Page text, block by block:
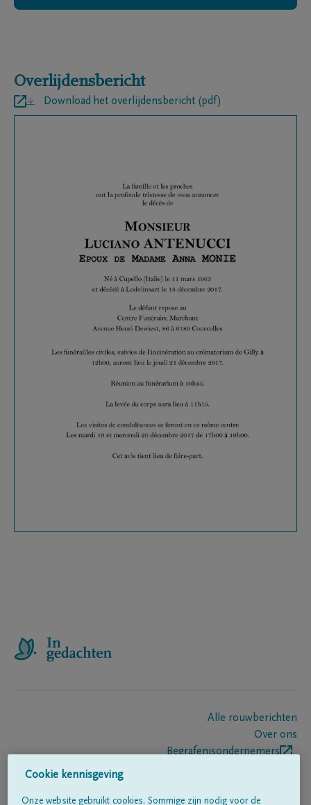
Overlijdensbericht
Download het overlijdensbericht (pdf)
Alle rouwberichten
Over ons
Begrafenisondernemers
Cookie kennisgeving
Onze website gebruikt cookies. Sommige zijn nodig voor de